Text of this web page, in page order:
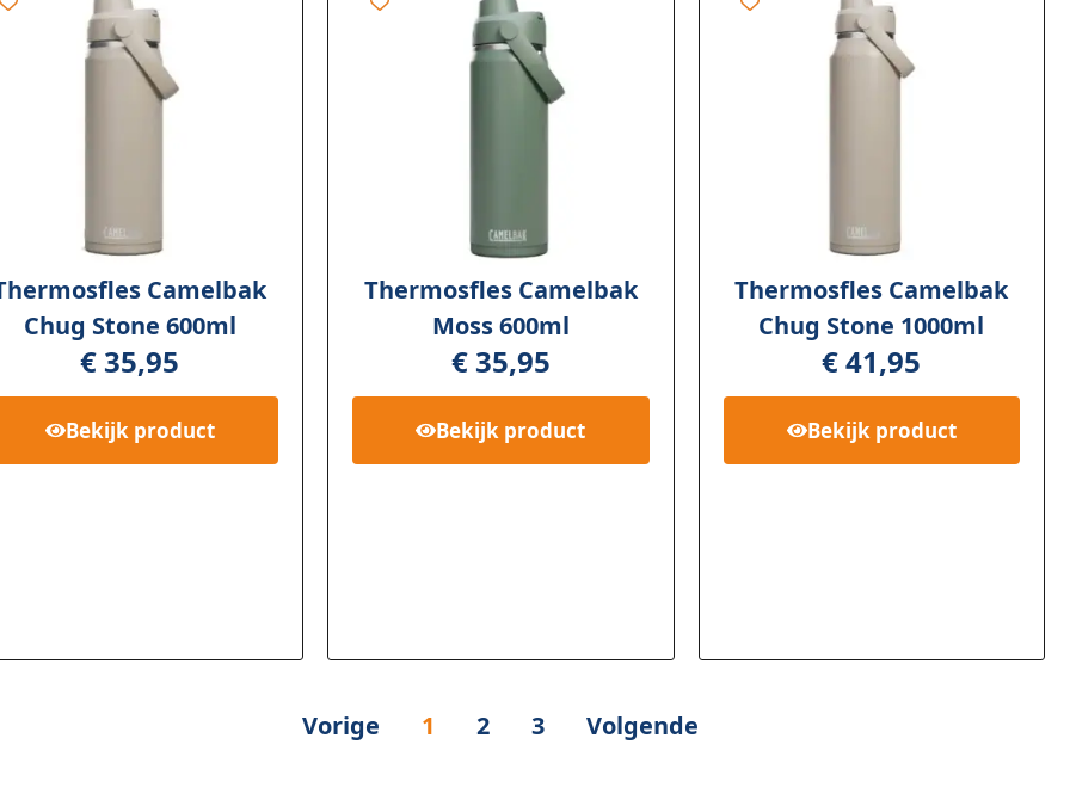
Camelbak
Chug Stone 600ml
€ 35,95
Bekijk product
Thermosfles Camelbak
Moss 600ml
€35,95
Bekijk product
Thermosfles Camelbak
Chug Stone 1000ml
€41,95
Bekijk product
Vorige 1 2 3 Volgende